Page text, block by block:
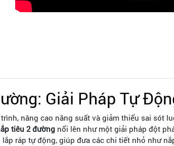
Giải Pháp Tự
nâng cao năng suất và giảm thiểu sai sót
tiêu 2 đường nổi lên như một giải pháp đột
ráp tự động, giúp đưa các chi tiết nhỏ như